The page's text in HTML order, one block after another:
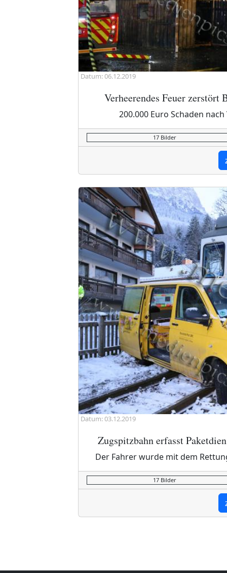
Datum: 06.12.2019
Verheerendes Feuer zerstört
200.000 Euro Schaden
17 Bilder
Datum: 03.12.2019
Zugspitzbahn erfasst
Der Fahrer wurde mit dem
17 Bilder